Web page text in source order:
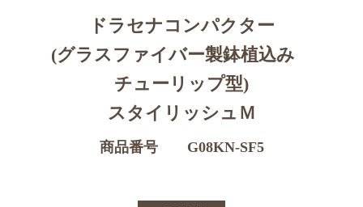
ドラセナコンパクター
(グラスファイバー製鉢植込み
チューリップ型)
スタイリッシュＭ
商品番号 G08KN-SF5